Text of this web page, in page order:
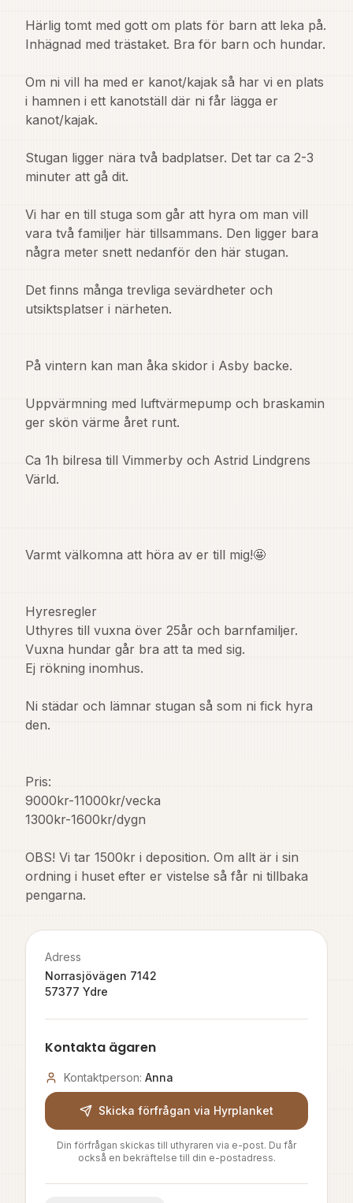
Härlig tomt med gott om plats för barn att leka på.
Inhägnad med trästaket. Bra för barn och hundar.
Om ni vill ha med er kanot/kajak så har vi en plats
i hamnen i ett kanotställ där ni får lägga er
kanot/kajak.
Stugan ligger nära två badplatser. Det tar ca 2-3
minuter att gå dit.
Vi har en till stuga som går att hyra om man vill
vara två familjer här tillsammans. Den ligger bara
några meter snett nedanför den här stugan.
Det finns många trevliga sevärdheter och
utsiktsplatser i närheten.
På vintern kan man åka skidor i Asby backe.
Uppvärmning med luftvärmepump och braskamin
ger skön värme året runt.
Ca 1h bilresa till Vimmerby och Astrid Lindgrens
Värld.
Varmt välkomna att höra av er till mig!🤩
Hyresregler
Uthyres till vuxna över 25år och barnfamiljer.
Vuxna hundar går bra att ta med sig.
Ej rökning inomhus.
Ni städar och lämnar stugan så som ni fick hyra
den.
Pris:
9000kr-11000kr/vecka
1300kr-1600kr/dygn
OBS! Vi tar 1500kr i deposition. Om allt är i sin
ordning i huset efter er vistelse så får ni tillbaka
pengarna.
Adress
Norrasjövägen 7142
57377 Ydre
Kontakta ägaren
Kontaktperson: Anna
Skicka förfrågan via Hyrplanket
Din förfrågan skickas till uthyraren via e-post. Du får
också en bekräftelse till din e-postadress.